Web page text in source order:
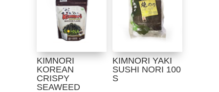
KIMNORI
KOREAN
CRISPY
SEAWEED
KIMNORI YAKI
SUSHI NORI 100
S